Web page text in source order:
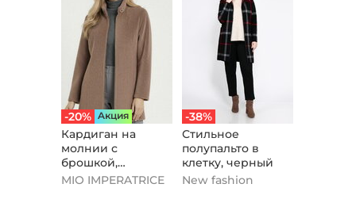
-20% Aкция
Кардиган на
молнии с
брошкой,
бежевый
MIO IMPERATRICE
-38%
Стильное
полупальто в
клетку, черный
New fashion